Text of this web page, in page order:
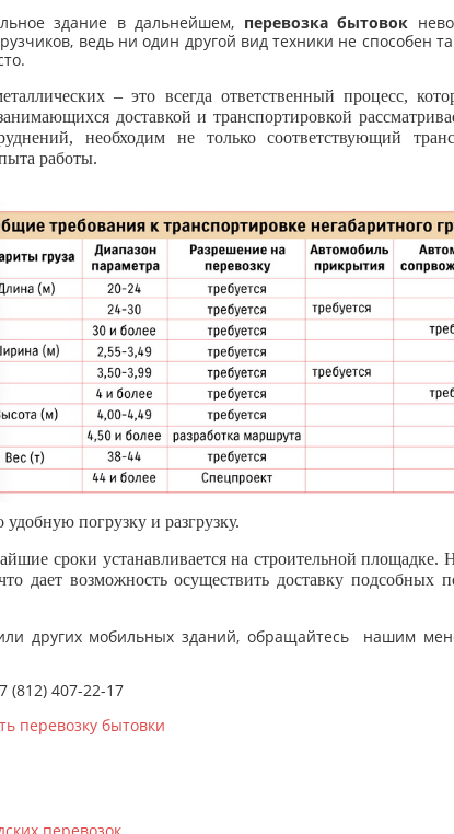
здание в дальнейшем, перевозка бытовок
ведь ни один другой вид техники не способен
– это всегда ответственный процесс,
доставкой и транспортировкой
необходим не только соответствующий
работы.
погрузку и разгрузку.
сроки устанавливается на строительной
дает возможность осуществить доставку подсобных
других мобильных зданий, обращайтесь нашим
(812) 407-22-17
перевозку бытовки